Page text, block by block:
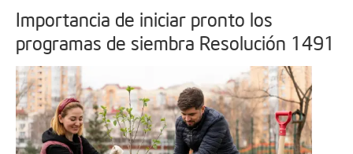
Importancia de iniciar pronto los
programas de siembra Resolución 1491